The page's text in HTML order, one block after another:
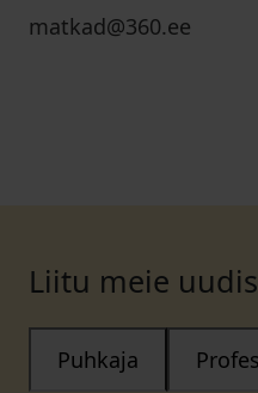
matkad@360.ee
Liitu meie
Puhkaja